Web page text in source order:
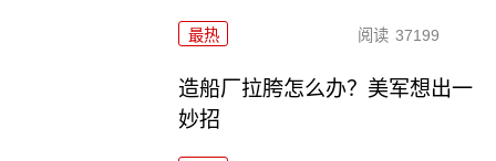
最热 阅读 37199
造船厂拉胯怎么办？美军想出一
妙招